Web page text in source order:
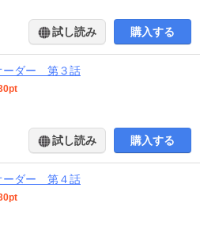
試し読み 購入する
ーダー 第３話
試し読み 購入する
ーダー 第４話